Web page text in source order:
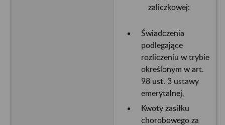
zaliczkowej:
Świadczenia
podlegające
rozliczeniu w trybie
określonym w art.
98 ust. 3 ustawy
emerytalnej,
Kwoty zasiłku
chorobowego za